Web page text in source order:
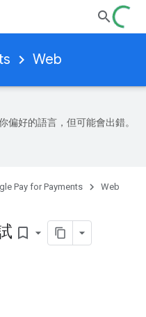
Web
偏好的語言，但可能會出錯。
Pay for Payments
Web
bookmark_border